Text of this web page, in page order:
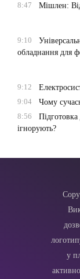
8:47
Мішлен:
9:10
обладнання для
9:12
9:04
Чому
8:56
ігнорують?
у